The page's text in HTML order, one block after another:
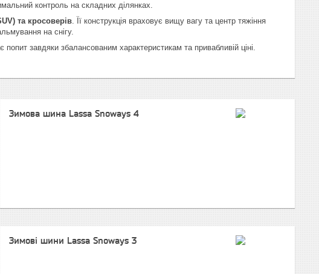
контроль на складних ділянках.
та кросоверів. Її конструкція враховує вищу вагу та центр тяжіння
на снігу.
завдяки збалансованим характеристикам та привабливій ціні.
Зимова шина Lassa Snoways 4
Зимові шини Lassa Snoways 3